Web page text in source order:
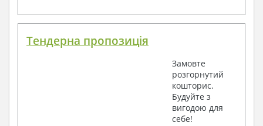
Тендерна пропозиція
Замовте
розгорнутий
кошторис.
Будуйте з
вигодою для
себе!